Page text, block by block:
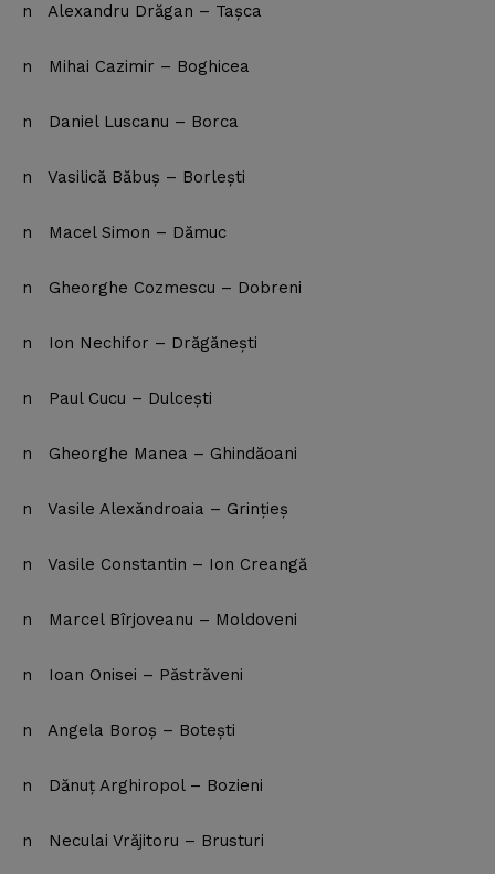
n Alexandru Drăgan – Taşca
n Mihai Cazimir – Boghicea
n Daniel Luscanu – Borca
n Vasilică Băbuş – Borleşti
n Macel Simon – Dămuc
n Gheorghe Cozmescu – Dobreni
n Ion Nechifor – Drăgăneşti
n Paul Cucu – Dulceşti
n Gheorghe Manea – Ghindăoani
n Vasile Alexăndroaia – Grinţieş
n Vasile Constantin – Ion Creangă
n Marcel Bîrjoveanu – Moldoveni
n Ioan Onisei – Păstrăveni
n Angela Boroş – Boteşti
n Dănuţ Arghiropol – Bozieni
n Neculai Vrăjitoru – Brusturi